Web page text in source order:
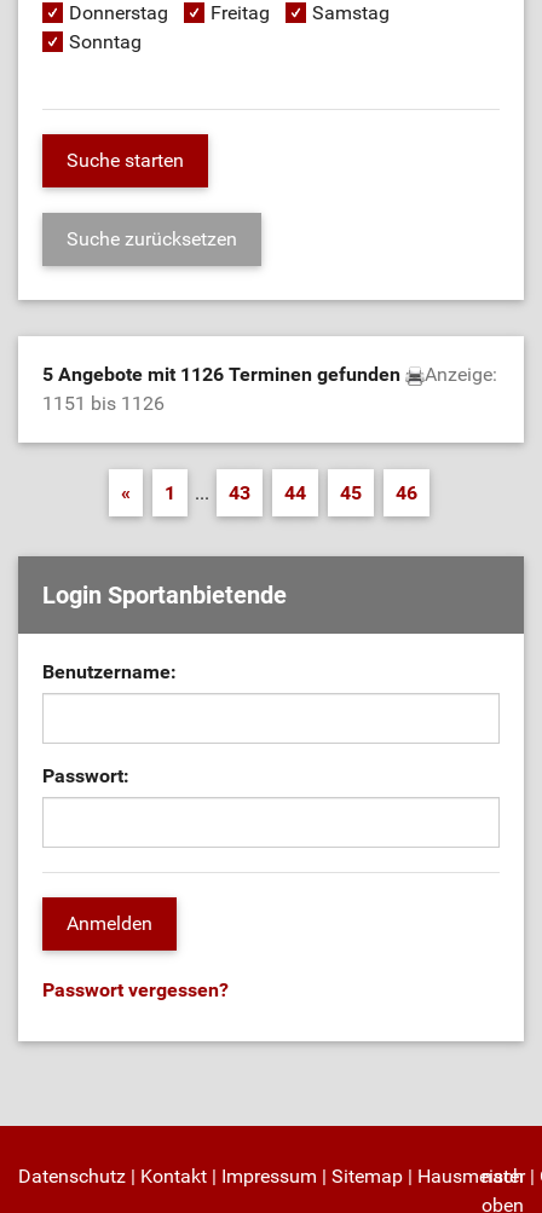
Donnerstag
Freitag
Samstag
Sonntag
5 Angebote mit 1126 Terminen gefunden
Anzeige:
1151 bis 1126
« 1 ... 43 44 45 46
Login Sportanbietende
Benutzername:
Passwort:
Passwort vergessen?
Datenschutz | Kontakt | Impressum | Sitemap | Hausmeister|
nach
oben